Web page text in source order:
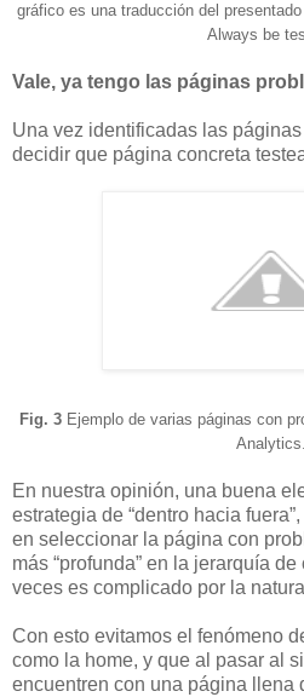
gráfico es una traducción del
Always be
Vale, ya tengo las páginas
Una vez identificadas las
decidir que página concreta
Fig. 3 Ejemplo de varias páginas con
Analytics.
En nuestra opinión, una buena
estrategia de “dentro hacia
en seleccionar la página con
más “profunda” en la jerarquía
veces es complicado por la
Con esto evitamos el fenómeno
como la home, y que al pasar al
encuentren con una página llena